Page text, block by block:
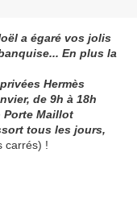
a égaré vos jolis
En plus la
Hermès
de 9h à 18h
Porte Maillot
tous les jours,
carrés) !